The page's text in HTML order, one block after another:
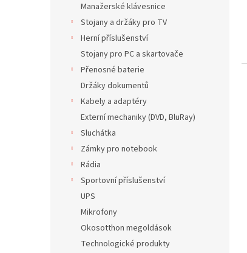
Manažerské klávesnice
Stojany a držáky pro TV
Herní příslušenství
Stojany pro PC a skartovače
Přenosné baterie
Držáky dokumentů
Kabely a adaptéry
Externí mechaniky (DVD, BluRay)
Sluchátka
Zámky pro notebook
Rádia
Sportovní příslušenství
UPS
Mikrofony
Okosotthon megoldások
Technologické produkty